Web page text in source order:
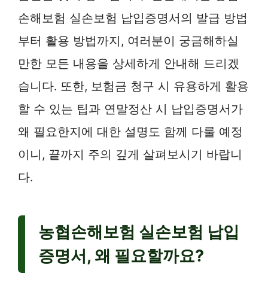
손해보험 실손보험 납입증명서의 발급 방법
부터 활용 방법까지, 여러분이 궁금해하실
만한 모든 내용을 상세하게 안내해 드리겠
습니다. 또한, 보험금 청구 시 유용하게 활용
할 수 있는 팁과 연말정산 시 납입증명서가
왜 필요한지에 대한 설명도 함께 다룰 예정
이니, 끝까지 주의 깊게 살펴보시기 바랍니
다.
농협손해보험 실손보험 납입
증명서, 왜 필요할까요?